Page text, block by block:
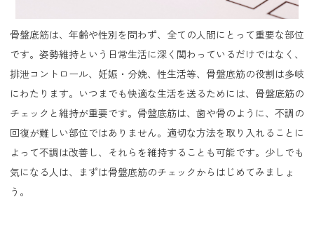
骨盤底筋は、年齢や性別を問わず、全ての人間にとって重要な部位
です。姿勢維持という日常生活に深く関わっているだけではなく、
排泄コントロール、妊娠・分娩、性生活等、骨盤底筋の役割は多岐
にわたります。いつまでも快適な生活を送るためには、骨盤底筋の
チェックと維持が重要です。骨盤底筋は、歯や骨のように、不調の
回復が難しい部位ではありません。適切な方法を取り入れることに
よって不調は改善し、それらを維持することも可能です。少しでも
気になる人は、まずは骨盤底筋のチェックからはじめてみましょ
う。